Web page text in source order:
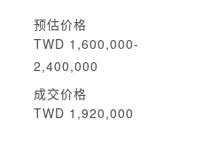
预估价格
TWD 1,600,000-
2,400,000
成交价格
TWD 1,920,000